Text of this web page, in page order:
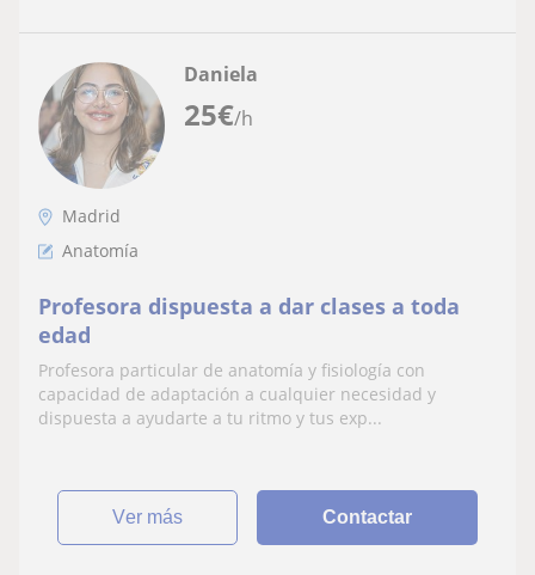
25€/h
Daniela
Madrid
Anatomía
Profesora dispuesta a dar clases a toda
edad
Profesora particular de anatomía y fisiología con
capacidad de adaptación a cualquier necesidad y
dispuesta a ayudarte a tu ritmo y tus exp...
ver más Contactar